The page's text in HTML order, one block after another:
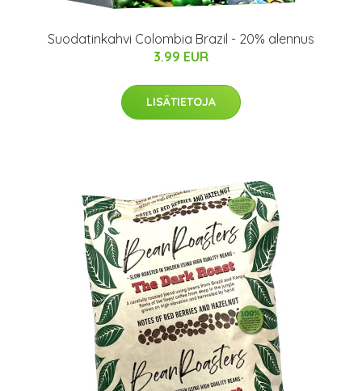
Suodatinkahvi Colombia Brazil - 20% alennus
3.99 EUR
LISÄTIETOJA